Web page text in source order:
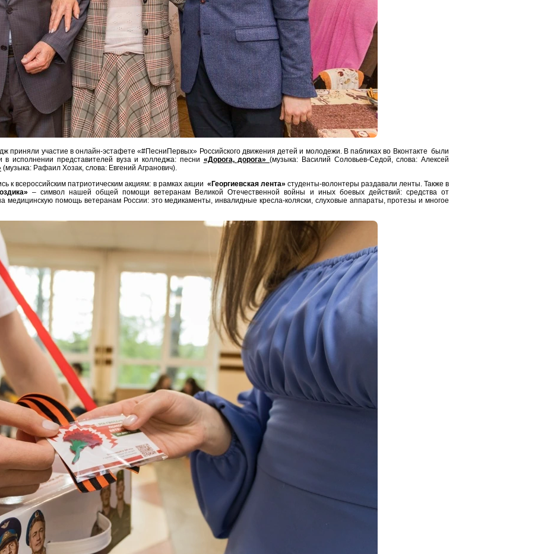
приняли участие в онлайн-эстафете «#ПесниПервых» Российского движения детей и молодежи. В пабликах во Вконтакте были
в исполнении представителей вуза и колледжа: песни «Дорога, дорога» (музыка: Василий Соловьев-Седой, слова: Алексей
(музыка: Рафаил Хозак, слова: Евгений Агранович).
к всероссийским патриотическим акциям: в рамках акции «Георгиевская лента» студенты-волонтеры раздавали ленты. Также в
– символ нашей общей помощи ветеранам Великой Отечественной войны и иных боевых действий: средства от
медицинскую помощь ветеранам России: это медикаменты, инвалидные кресла-коляски, слуховые аппараты, протезы и многое